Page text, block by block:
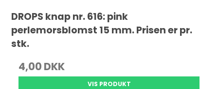
DROPS knap nr. 616: pink
perlemorsblomst 15 mm. Prisen er pr.
stk.
4,00 DKK
VIS PRODUKT